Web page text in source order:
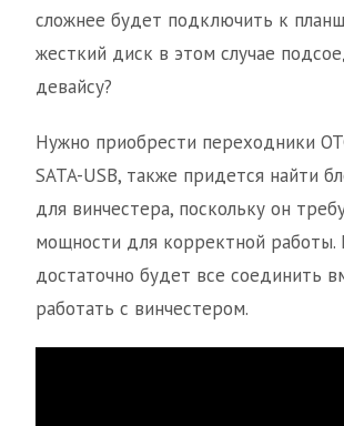
сложнее будет подключить к
жесткий диск в этом случае
девайсу?
Нужно приобрести переходники
SATA-USB, также придется найти
для винчестера, поскольку он
мощности для корректной работы.
достаточно будет все соединить
работать с винчестером.